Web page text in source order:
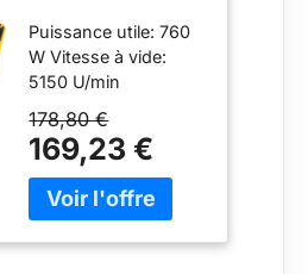
sans fil - lame de
165 mm - sans
Batterie ni
Chargeur
Puissance utile: 760
W Vitesse à vide:
5150 U/min
lame: 50 °
Profondeur de coupe
maximale à 90°: 55
mm Profondeur de
178,80 €
169,23 €